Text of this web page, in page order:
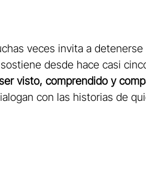
veces invita a detenerse
sostiene desde hace casi
visto, comprendido y
con las historias de